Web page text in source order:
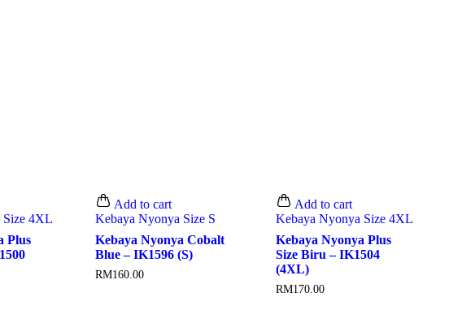
Size 4XL
Plus
Add to cart
Kebaya Nyonya Size S
Kebaya Nyonya Cobalt
Blue – IK1596 (S)
RM160.00
Add to cart
Kebaya Nyonya Size 4XL
Kebaya Nyonya Plus
Size Biru – IK1504
(4XL)
RM170.00